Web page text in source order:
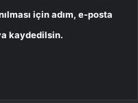
için adım, e-posta
kaydedilsin.